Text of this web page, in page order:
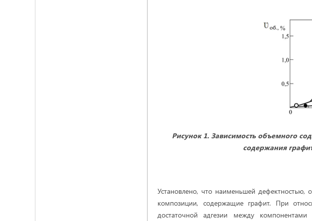
Рисунок 1. Зависимость объемного
содержания
Установлено, что наименьшей дефектностью,
композиции, содержащие графит. При
достаточной адгезии между